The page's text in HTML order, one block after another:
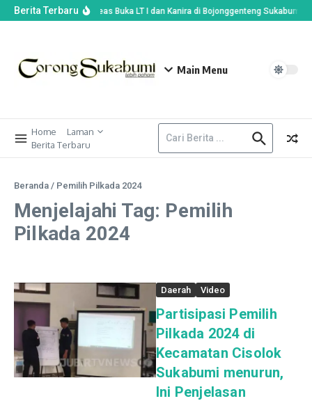
Berita TerbaruWabup Andreas Buka LT I dan Kanira di Bojonggenteng Sukabumi,
Main Menu
Home
Laman
Berita Terbaru
Beranda / Pemilih Pilkada 2024
Menjelajahi Tag: Pemilih
Pilkada 2024
Daerah Video
Partisipasi Pemilih
Pilkada 2024 di
Kecamatan Cisolok
Sukabumi menurun,
Ini Penjelasan